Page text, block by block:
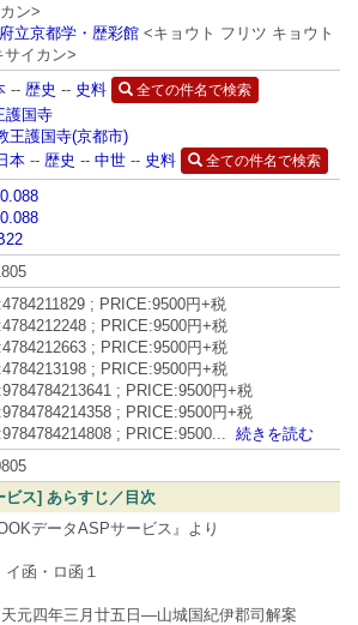
ン>
立京都学・歴彩館 <キョウト フリツ キョウト
サイカン>
-- 歴史 -- 史料 全ての件名で検索
護国寺
王護国寺(京都市)
本 -- 歴史 -- 中世 -- 史料 全ての件名で検索
; PRICE:9500円+税
; PRICE:9500円+税
; PRICE:9500円+税
; PRICE:9500円+税
; PRICE:9500円+税
; PRICE:9500円+税
; PRICE:9500
続きを読む
ス] あらすじ／目次
データASPサービス』より
函・ロ函１
元四年三月廿五日―山城国紀伊郡司解案